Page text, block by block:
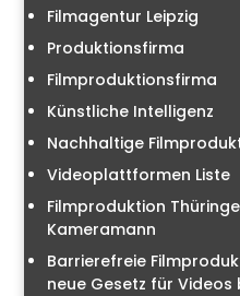
Filmagentur Leipzig
Produktionsfirma
Filmproduktionsfirma
Künstliche Intelligenz
Nachhaltige
Videoplattformen Liste
Filmproduktion
Kameramann
Barrierefreie
neue Gesetz für